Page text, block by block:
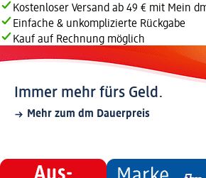
Kostenloser Versand ab 49 € mit Mein
Einfache & unkomplizierte Rückgabe
Kauf auf Rechnung möglich
Immer mehr fürs Geld.
Mehr zum dm Dauerpreis